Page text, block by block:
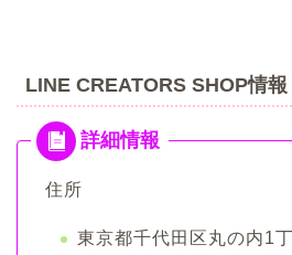
LINE CREATORS SHOP情報
住所
東京都千代田区丸の内1